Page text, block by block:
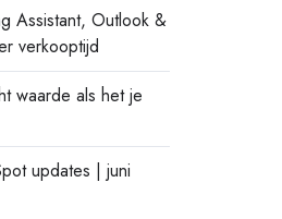
Assistant, Outlook &
verkooptijd
waarde als het je
updates | juni